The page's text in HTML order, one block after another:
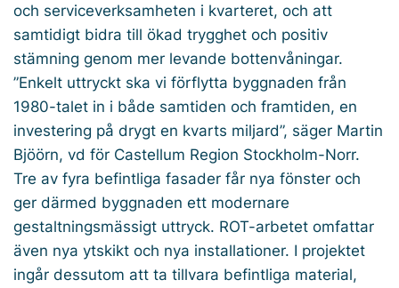
och serviceverksamheten i kvarteret, och att
samtidigt bidra till ökad trygghet och positiv
stämning genom mer levande bottenvåningar.
”Enkelt uttryckt ska vi förflytta byggnaden från
1980-talet in i både samtiden och framtiden, en
investering på drygt en kvarts miljard”, säger Martin
Bjöörn, vd för Castellum Region Stockholm-Norr.
Tre av fyra befintliga fasader får nya fönster och
ger därmed byggnaden ett modernare
gestaltningsmässigt uttryck. ROT-arbetet omfattar
även nya ytskikt och nya installationer. I projektet
ingår dessutom att ta tillvara befintliga material,